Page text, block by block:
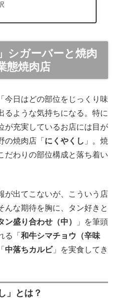
シガーバーと焼肉
態焼肉店
今日はどの部位をじっくり味
るような気持ちになる。特に
が充実しているお店には目が
の焼肉店「 にくやくし 」。焼
だわりの部位構成と落ち着い
が出てこないが、こういう店
んな期待を胸に、タン好きと
ン盛り合わせ（中）
」を筆頭
る「 和牛シマチョウ（辛味
中落ちカルビ」を実食してき
」とは？